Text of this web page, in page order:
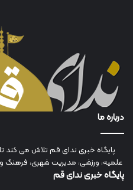
درباره ما
پایگاه خبری ندای قم تلاش می کند
علمیه، ورزشی، مدیریت شهری، فرهنگ و
پایگاه خبری ندای قم